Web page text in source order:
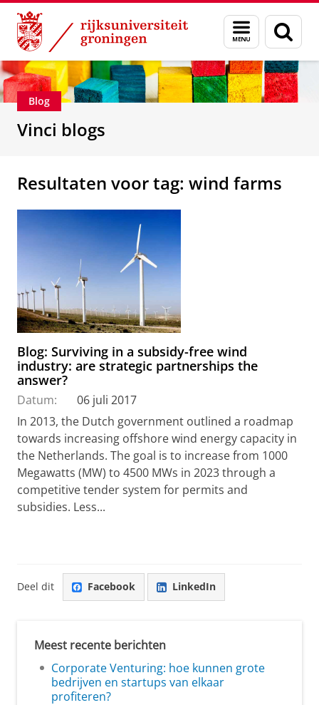
Skip
Content
Skip
Navigation
Menu
en
zoeken
Department of Innovation Management &
Blog
Vinci blogs
Resultaten voor tag: wind farms
Blog: Surviving in a subsidy-free wind
industry: are strategic partnerships the
answer?
Datum:
06 juli 2017
In 2013, the Dutch government outlined a roadmap
towards increasing offshore wind energy capacity in
the Netherlands. The goal is to increase from 1000
Megawatts (MW) to 4500 MWs in 2023 through a
competitive tender system for permits and
subsidies. Less...
Deel dit Facebook LinkedIn
Meest recente berichten
Corporate Venturing: hoe kunnen grote
bedrijven en startups van elkaar
profiteren?